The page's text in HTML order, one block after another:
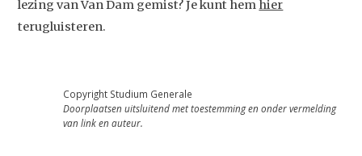
lezing van Van Dam gemist? Je kunt hem hier
terugluisteren.
Copyright Studium Generale
Doorplaatsen uitsluitend met toestemming en onder vermelding
van link en auteur.